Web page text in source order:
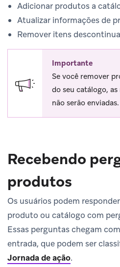
Adicionar produtos a
Atualizar informações de
Remover itens
Importante
Se você remover
do seu catálogo, as
não serão enviadas.
Recebendo
produtos
Os usuários podem
produto ou catálogo com
Essas perguntas chegam
entrada, que podem ser
Jornada de ação.